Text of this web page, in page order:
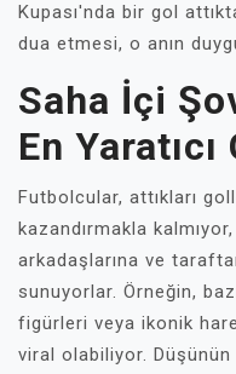
Kupası'nda bir gol
dua etmesi, o anın
Saha İçi
En
Futbolcular, attıkları
kazandırmakla
arkadaşlarına ve
sunuyorlar. Örneğin,
figürleri veya ikonik
viral olabiliyor.